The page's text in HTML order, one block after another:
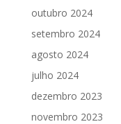
outubro 2024
setembro 2024
agosto 2024
julho 2024
dezembro 2023
novembro 2023